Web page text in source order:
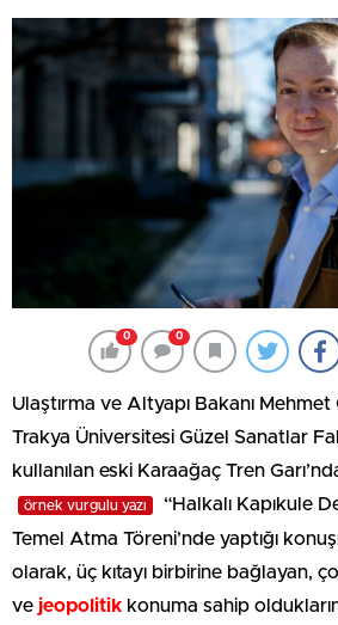
0 0
Ulaştırma ve Altyapı Bakanı
Trakya Üniversitesi Güzel Sanatlar
kullanılan eski Karaağaç Tren
örnek vurgulu yazı
“Halkalı Kapıkule
Temel Atma Töreni’nde yaptığı
olarak, üç kıtayı birbirine bağlayan,
ve jeopolitik konuma sahip